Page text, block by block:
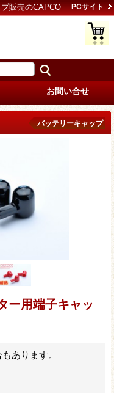
販売のCAPCO PCサイト
お問い合せ
バッテリーキャップ
ー用端子キャッ
あります。